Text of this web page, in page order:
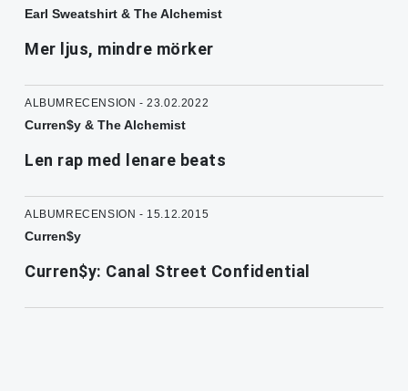
Earl Sweatshirt & The Alchemist
Mer ljus, mindre mörker
ALBUMRECENSION - 23.02.2022
Curren$y & The Alchemist
Len rap med lenare beats
ALBUMRECENSION - 15.12.2015
Curren$y
Curren$y: Canal Street Confidential